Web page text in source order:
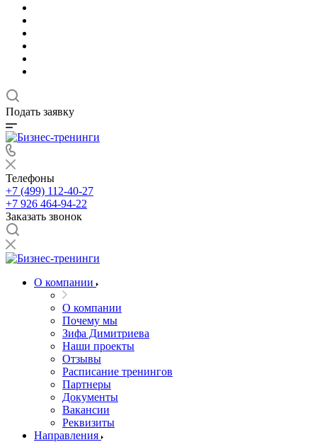
Подать заявку
Телефоны
+7 (499) 112-40-27
+7 926 464-94-22
Заказать звонок
О компании
О компании
Почему мы
Зифа Димитриева
Наши проекты
Отзывы
Расписание тренингов
Партнеры
Документы
Вакансии
Реквизиты
Направления